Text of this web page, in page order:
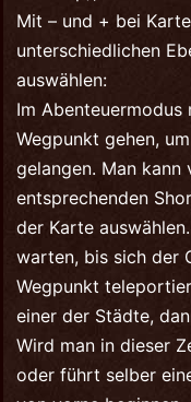
Mit – und + bei
unterschiedlichen
auswählen:
Im Abenteuermodus
Wegpunkt gehen,
gelangen. Man
entsprechenden
der Karte
warten, bis sich der
Wegpunkt
einer der Städte,
Wird man in dieser
oder führt selber